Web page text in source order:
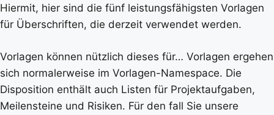
Hiermit, hier sind die fünf leistungsfähigsten Vorlagen
für Überschriften, die derzeit verwendet werden.
Vorlagen können nützlich dieses für… Vorlagen ergehen
sich normalerweise im Vorlagen-Namespace. Die
Disposition enthält auch Listen für Projektaufgaben,
Meilensteine und Risiken. Für den fall Sie unsere